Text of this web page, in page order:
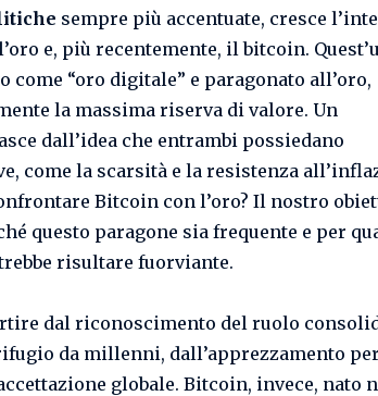
sempre più accentuate, cresce
e, più recentemente, il bitcoin.
come “oro digitale” e paragonato all’oro,
la massima riserva di valore. Un
dall’idea che entrambi possiedano
come la scarsità e la resistenza
Bitcoin con l’oro? Il nostro
questo paragone sia frequente e per
risultare fuorviante.
dal riconoscimento del ruolo
da millenni, dall’apprezzamento
globale. Bitcoin, invece, nato